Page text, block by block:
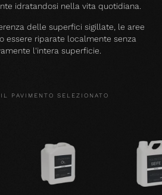
idratandosi nella vita quotidiana.
delle superfici sigillate, le aree
essere riparate localmente senza
l'intera superficie.
PAVIMENTO SELEZIONATO